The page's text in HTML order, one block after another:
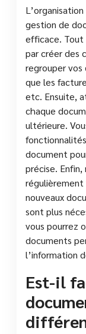
gestion de
efficace. Tout
par créer des
regrouper
que les
etc. Ensuite,
chaque
ultérieure.
document
précise.
nouveaux
sont plus
vous pourrez
documents
l’information
Est-il